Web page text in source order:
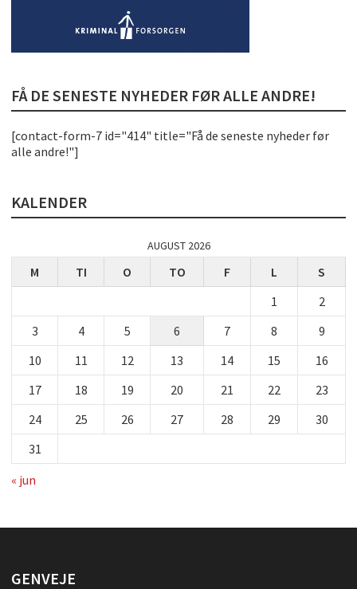
FÅ DE SENESTE NYHEDER FØR ALLE ANDRE!
[contact-form-7 id="414" title="Få de seneste nyheder før
alle andre!"]
KALENDER
AUGUST 2026
M TI O TO F L
S
1
2
3
4 5 6 7 8
9
10
11 12 13 14 15
16
17
18 19 20 21 22
23
24
25 26 27 28 29
30
31
« jun
GENVEJE